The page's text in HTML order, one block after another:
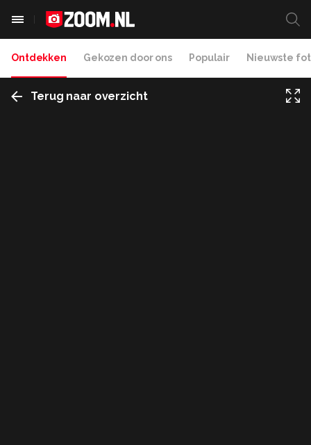
Ontdekken Gekozen door ons Populair Nieuwste
Terug naar overzicht